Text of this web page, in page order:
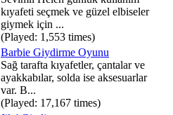
kıyafeti seçmek ve güzel elbiseler
giymek için ...
(Played: 1,553 times)
Barbie Giydirme Oyunu
Sağ tarafta kıyafetler, çantalar ve
ayakkabılar, solda ise aksesuarlar
var. B...
(Played: 17,167 times)